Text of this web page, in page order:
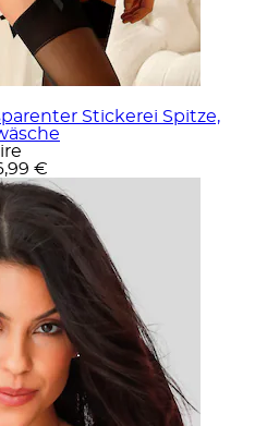
Stickerei Spitze,
€